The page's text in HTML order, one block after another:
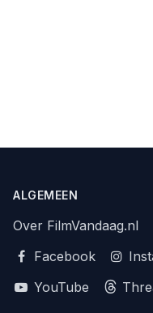
ALGEMEEN
Over FilmVandaag.nl
Facebook
YouTube